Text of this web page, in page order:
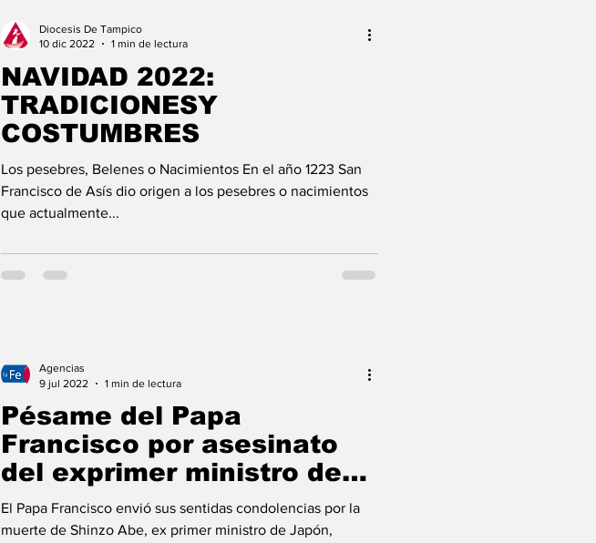
NAVIDAD 2022:
TRADICIONESY
COSTUMBRES
Los pesebres, Belenes o Nacimientos En el año 1223 San
Francisco de Asís dio origen a los pesebres o nacimientos
que actualmente...
Diocesis De Tampico
10 dic 2022
1 min de lectura
Pésame del Papa
Francisco por asesinato
del exprimer ministro de
Japón
El Papa Francisco envió sus sentidas condolencias por la
muerte de Shinzo Abe, ex primer ministro de Japón,
Agencias
9 jul 2022
1 min de lectura